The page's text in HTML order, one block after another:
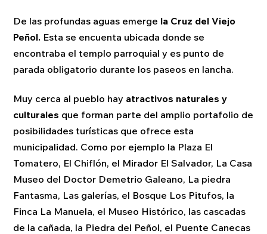
De las profundas aguas emerge la Cruz del Viejo
Peñol. Esta se encuenta ubicada donde se
encontraba el templo parroquial y es punto de
parada obligatorio durante los paseos en lancha.
Muy cerca al pueblo hay atractivos naturales y
culturales que forman parte del amplio portafolio de
posibilidades turísticas que ofrece esta
municipalidad. Como por ejemplo la Plaza El
Tomatero, El Chiflón, el Mirador El Salvador, La Casa
Museo del Doctor Demetrio Galeano, La piedra
Fantasma, Las galerías, el Bosque Los Pitufos, la
Finca La Manuela, el Museo Histórico, las cascadas
de la cañada, la Piedra del Peñol, el Puente Canecas